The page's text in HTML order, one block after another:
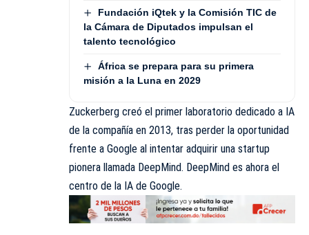
Fundación iQtek y la Comisión TIC de
la Cámara de Diputados impulsan el
talento tecnológico
África se prepara para su primera
misión a la Luna en 2029
Zuckerberg creó el primer laboratorio dedicado a IA
de la compañía en 2013, tras perder la oportunidad
frente a Google al intentar adquirir una startup
pionera llamada DeepMind. DeepMind es ahora el
centro de la IA de Google.